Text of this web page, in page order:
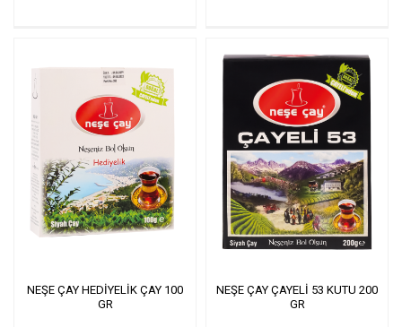
NEŞE ÇAY HEDİYELİK ÇAY 100
GR
NEŞE ÇAY ÇAYELİ 53 KUTU 200
GR